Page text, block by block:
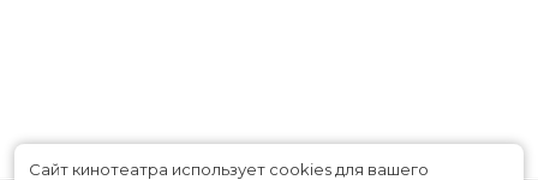
Сайт кинотеатра использует cookies для вашего